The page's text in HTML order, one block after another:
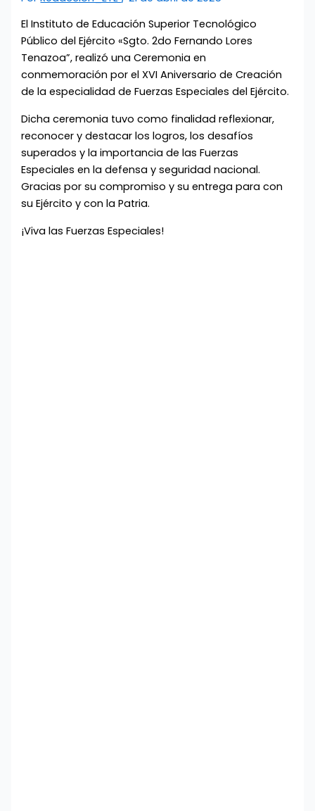
El Instituto de Educación Superior Tecnológico
Público del Ejército «Sgto. 2do Fernando Lores
Tenazoa”, realizó una Ceremonia en
conmemoración por el XVI Aniversario de Creación
de la especialidad de Fuerzas Especiales del Ejército.
Dicha ceremonia tuvo como finalidad reflexionar,
reconocer y destacar los logros, los desafíos
superados y la importancia de las Fuerzas
Especiales en la defensa y seguridad nacional.
Gracias por su compromiso y su entrega para con
su Ejército y con la Patria.
¡Viva las Fuerzas Especiales!